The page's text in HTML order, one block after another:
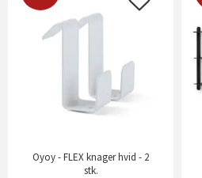
Oyoy - FLEX knager hvid - 2
stk.